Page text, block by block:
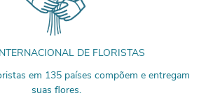
DE FLORISTAS
em 135 países compõem e entregam
suas flores.